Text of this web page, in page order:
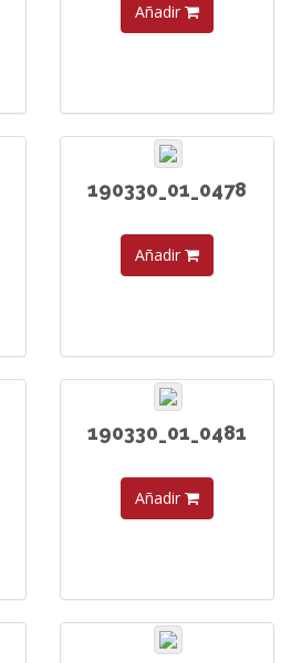
Añadir
190330_01_0478
Añadir
190330_01_0481
Añadir